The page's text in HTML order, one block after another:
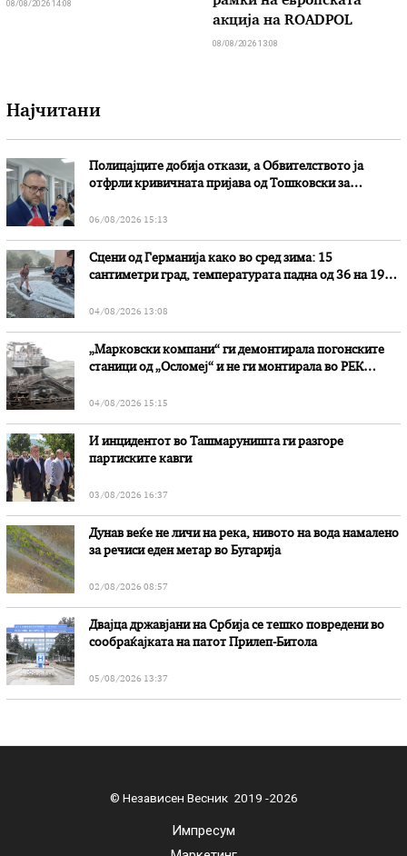
08/08/2026 14:08
акција на ROADPOL
08/08/2026 13:08
Најчитани
Полицајците добија откази, а Обвителството ја
отфрли кривичната пријава од Тошковски за
06/08/2026 15:13
Сцени од Германија како во сред зима: 15
сантиметри град, температурата падна од 36 на 19
04/08/2026 13:08
„Марковски компани“ ги демонтирала погонските
станици од „Осломеј“ и не ги монтирала во РЕК
04/08/2026 15:15
И инцидентот во Ташмаруништa ги разгоре
партиските кавги
03/08/2026 16:37
Дунав веќе не личи на река, нивото на вода намалено
за речиси еден метар во Бугарија
02/08/2026 08:57
Двајца државјани на Србија се тешко повредени во
сообраќајката на патот Прилеп-Битола
05/08/2026 13:37
© Независен Весник 2019 -2026
Импресум